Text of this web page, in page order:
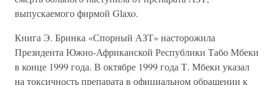
выпускаемого фирмой Glaxo.
Книга Э. Бринка «Спорный АЗТ» насторожила
Президента Южно-Африканской Республики Табо Мбеки
в конце 1999 года. В октябре 1999 года Т. Мбеки указал
на токсичность препарата в официальном обращении к